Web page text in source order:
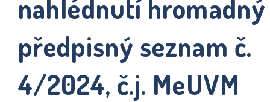
nahlédnutí hromadný
předpisný seznam č.
4/2024, č.j. MeUVM